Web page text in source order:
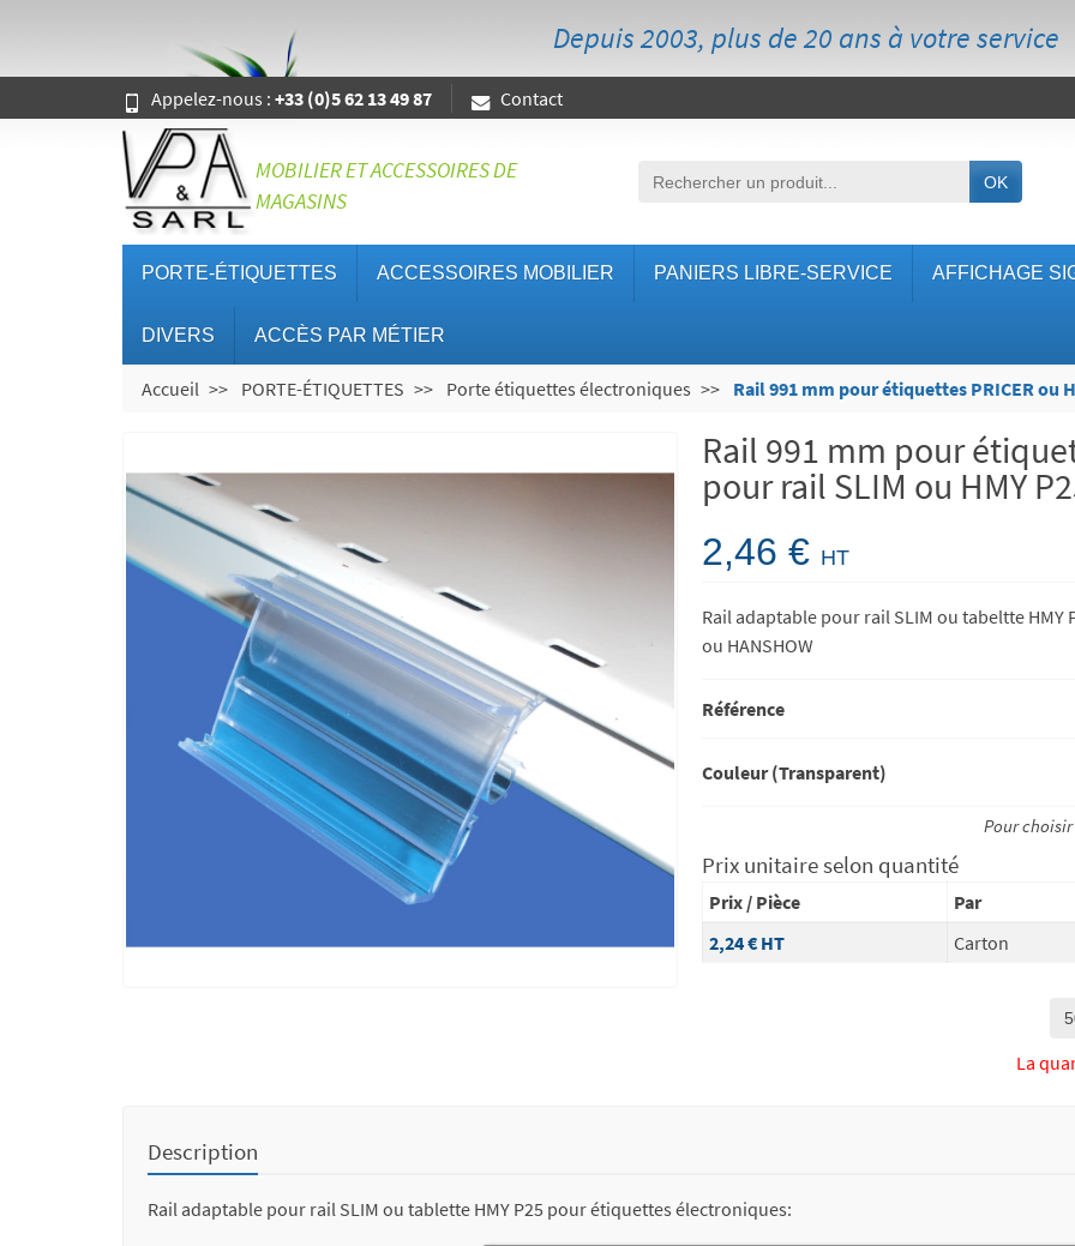
Depuis 2003, plus de 20 ans à votre service
Appelez-nous : +33 (0)5 62 13 49 87 Contact
MOBILIER ET ACCESSOIRES DE
MAGASINS
OK
PORTE-ÉTIQUETTES ACCESSOIRES MOBILIER PANIERS LIBRE-SERVICE AFFICHAGE
DIVERS ACCÈS PAR MÉTIER
Accueil PORTE-ÉTIQUETTES Porte étiquettes électroniques Rail 991 mm pour étiquettes PRICER ou
Rail 991 mm pour
pour rail SLIM ou HMY
2,46 € HT
Rail adaptable pour rail SLIM ou tabeltte HMY
ou HANSHOW
Référence
Couleur (Transparent)
Pour
Prix unitaire selon quantité
Prix / Pièce Par
2,24 € HT Carton
La
Description
Rail adaptable pour rail SLIM ou tablette HMY P25 pour étiquettes électroniques: